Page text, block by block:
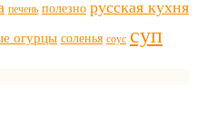
печень полезно русская кухня
огурцы соленья соус суп